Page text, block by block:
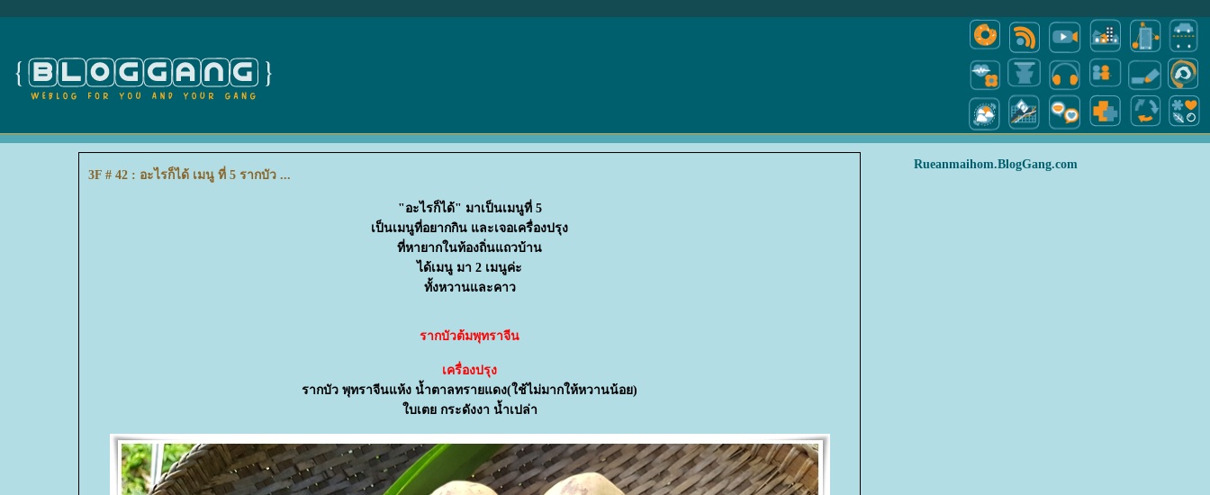
3F # 42 : อะไรก็ได้ เมนู ที่ 5 รากบัว ...
"อะไรก็ได้" มาเป็นเมนูที่ 5
เป็นเมนูที่อยากกิน และเจอเครื่องปรุง
ที่หายากในท้องถิ่นแถวบ้าน
ได้เมนู มา 2 เมนูค่ะ
ทั้งหวานและคาว
รากบัวต้มพุทราจีน
เครื่องปรุง
รากบัว พุทราจีนแห้ง น้ำตาลทรายแดง(ใช้ไม่มากให้หวานน้อย)
บเตย กระดังงา น้ำเปล่า
Rueanmaihom.BlogGang.com